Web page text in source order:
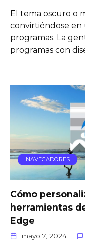
El tema oscuro o
convirtiéndose
programas. La
programas con
NAVEGADORES
Cómo
herramientas
Edge
mayo 7, 2024